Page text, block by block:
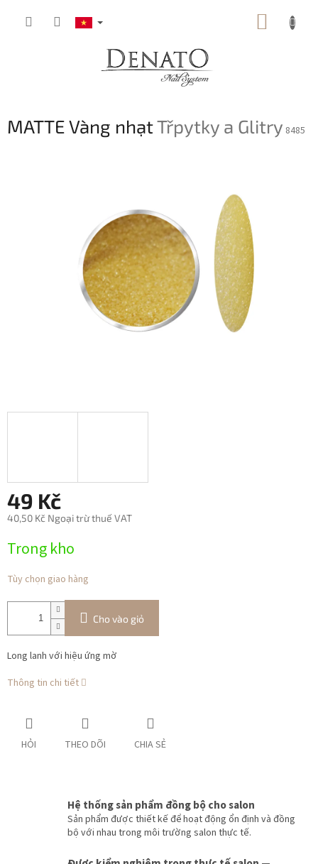
GIỎ
MATTE Vàng nhạtTřpytky a Glitry 8485
49 Kč
40,50 Kč Ngoại trừ thuế VAT
đo
Trong kho
Tùy chọn giao hàng
Cho vào giỏ
Long lanh với hiệu ứng mờ
Thông tin chi tiết
HỎI THEO DÕI CHIA SẺ
Hệ thống sản phẩm đồng bộ cho salon
Sản phẩm được thiết kế để hoạt động ổn định và đồng
bộ với nhau trong môi trường salon thực tế.